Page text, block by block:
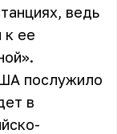
ведь
к ее
послужило
в